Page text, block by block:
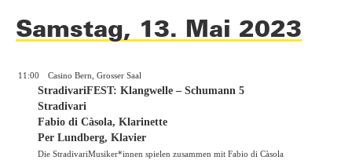
Samstag, 13. Mai 2023
11:00 Casino Bern, Grosser Saal
StradivariFEST: Klangwelle – Schumann 5
Stradivari
Fabio di Càsola, Klarinette
Per Lundberg, Klavier
Die StradivariMusiker*innen spielen zusammen mit Fabio di Càsola